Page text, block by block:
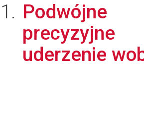
Podwójne
precyzyjne
uderzenie